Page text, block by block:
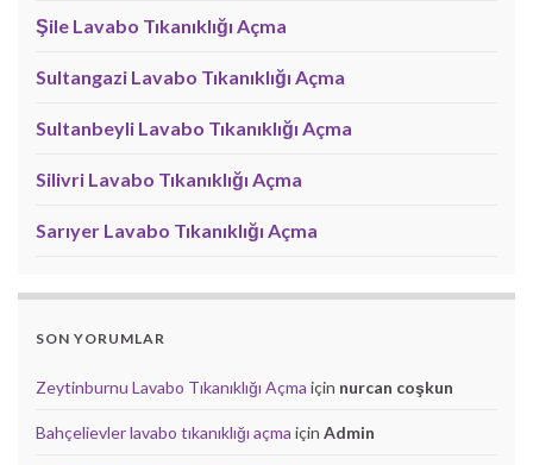
Şile Lavabo Tıkanıklığı Açma
Sultangazi Lavabo Tıkanıklığı Açma
Sultanbeyli Lavabo Tıkanıklığı Açma
Silivri Lavabo Tıkanıklığı Açma
Sarıyer Lavabo Tıkanıklığı Açma
SON YORUMLAR
Zeytinburnu Lavabo Tıkanıklığı Açma için nurcan coşkun
Bahçelievler lavabo tıkanıklığı açma için Admin